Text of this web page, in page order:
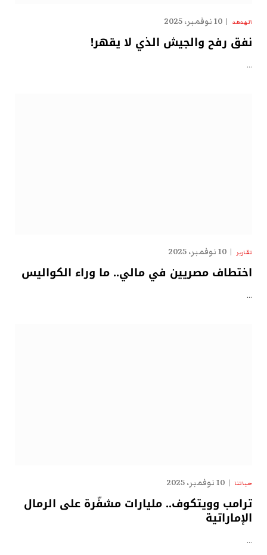
الهدهد 10 نوفمبر، 2025
نفق رفح والجيش الذي لا يقهر!
…
تقارير 10 نوفمبر، 2025
اختطاف مصريين في مالي.. ما وراء الكواليس
…
حياتنا 10 نوفمبر، 2025
ترامب وويتكوف.. مليارات مشفّرة على الرمال
الإماراتية
…